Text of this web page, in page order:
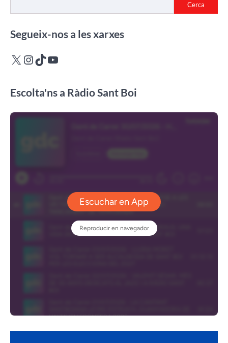
Cerca
Segueix-nos a les xarxes
X Instagram
TikTokYouTube
Escolta'ns a Ràdio Sant Boi